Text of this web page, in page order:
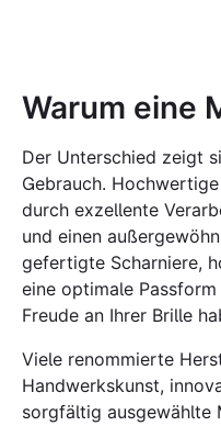
Warum eine
Der Unterschied zeigt
Gebrauch.
durch exzellente
und einen
gefertigte Scharniere,
eine optimale
Freude an Ihrer Brille
Viele renommierte
Handwerkskunst,
sorgfältig ausgewählte